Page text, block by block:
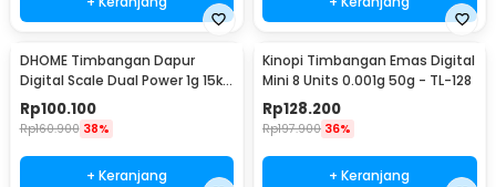
DHOME Timbangan Dapur
Digital Scale Dual Power 1g 15kg
- JJ210
Rp100.100
Rp160.900 38%
+ Keranjang
Kinopi Timbangan Emas Digital
Mini 8 Units 0.001g 50g - TL-128
Rp128.200
Rp197.900 36%
+ Keranjang